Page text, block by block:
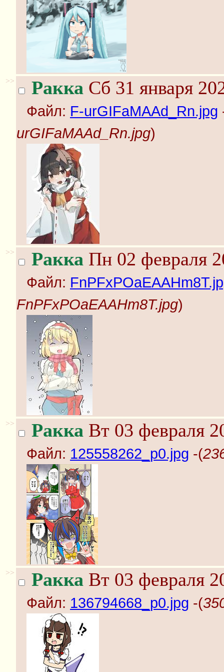
>> Ракка Сб 31 января
Файл: F-urGIFaMAAd_Rn.jpg
urGIFaMAAd_Rn.jpg)
>> Ракка Пн 02 февраля
Файл:
FnPFxPOaEAAHm8T.jpg)
>> Ракка Вт 03 февраля
Файл: 125558262_p0.jpg -(
>> Ракка Вт 03 февраля
Файл: 136794668_p0.jpg -(